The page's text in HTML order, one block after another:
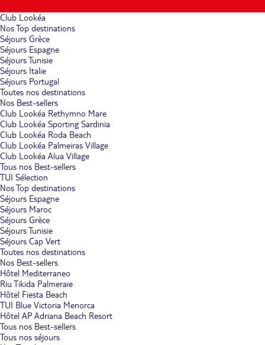
Club Lookéa
Nos Top destinations
Séjours Grèce
Séjours Espagne
Séjours Tunisie
Séjours Italie
Séjours Portugal
Toutes nos destinations
Nos Best-sellers
Club Lookéa Rethymno Mare
Club Lookéa Sporting Sardinia
Club Lookéa Roda Beach
Club Lookéa Palmeiras Village
Club Lookéa Alua Village
Tous nos Best-sellers
TUI Sélection
Nos Top destinations
Séjours Espagne
Séjours Maroc
Séjours Grèce
Séjours Tunisie
Séjours Cap Vert
Toutes nos destinations
Nos Best-sellers
Hôtel Mediterraneo
Riu Tikida Palmeraie
Hôtel Fiesta Beach
TUI Blue Victoria Menorca
Hôtel AP Adriana Beach Resort
Tous nos Best-sellers
Tous nos séjours